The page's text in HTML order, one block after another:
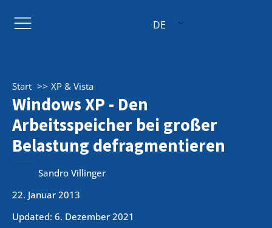
DE
Start XP & Vista
Windows XP - Den
Arbeitsspeicher bei großer
Belastung defragmentieren
Sandro Villinger
22. Januar 2013
Updated: 6. Dezember 2021